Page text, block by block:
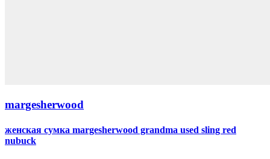
margesherwood
женская сумка margesherwood grandma used sling red
nubuck